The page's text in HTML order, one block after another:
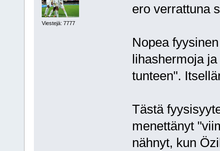
Viestejä: 7777
ero verrattuna
Nopea
lihashermoja
tunteen".
Tästä
menettänyt
nähnyt, kun